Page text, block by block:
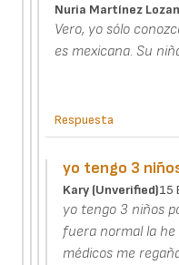
Nuria Martínez
Vero, yo sólo
es mexicana. Su
Respuesta
yo tengo 3
Kary (unverified)15
yo tengo 3 niños
fuera normal la he
médicos me